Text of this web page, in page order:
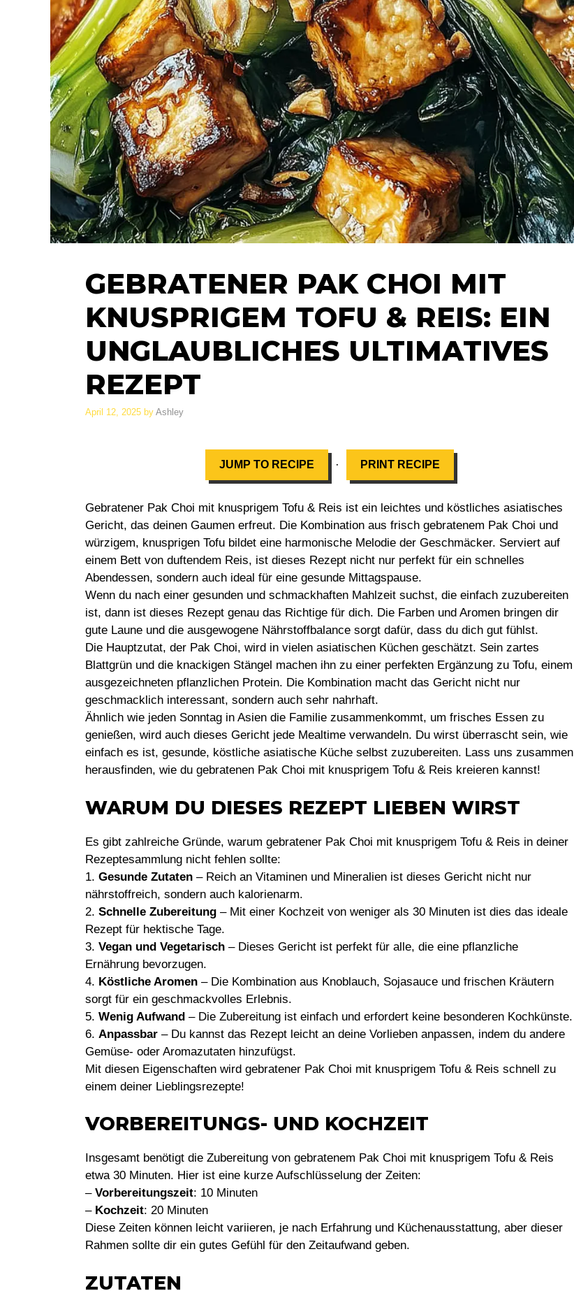
GEBRATENER PAK CHOI MIT
KNUSPRIGEM TOFU & REIS: EIN
UNGLAUBLICHES ULTIMATIVES
REZEPT
April 12, 2025 by Ashley
JUMP TO RECIPE · PRINT RECIPE
Gebratener Pak Choi mit knusprigem Tofu & Reis ist ein leichtes und köstliches asiatisches
Gericht, das deinen Gaumen erfreut. Die Kombination aus frisch gebratenem Pak Choi und
würzigem, knusprigen Tofu bildet eine harmonische Melodie der Geschmäcker. Serviert auf
einem Bett von duftendem Reis, ist dieses Rezept nicht nur perfekt für ein schnelles
Abendessen, sondern auch ideal für eine gesunde Mittagspause.
Wenn du nach einer gesunden und schmackhaften Mahlzeit suchst, die einfach zuzubereiten
ist, dann ist dieses Rezept genau das Richtige für dich. Die Farben und Aromen bringen dir
gute Laune und die ausgewogene Nährstoffbalance sorgt dafür, dass du dich gut fühlst.
Die Hauptzutat, der Pak Choi, wird in vielen asiatischen Küchen geschätzt. Sein zartes
Blattgrün und die knackigen Stängel machen ihn zu einer perfekten Ergänzung zu Tofu, einem
ausgezeichneten pflanzlichen Protein. Die Kombination macht das Gericht nicht nur
geschmacklich interessant, sondern auch sehr nahrhaft.
Ähnlich wie jeden Sonntag in Asien die Familie zusammenkommt, um frisches Essen zu
genießen, wird auch dieses Gericht jede Mealtime verwandeln. Du wirst überrascht sein, wie
einfach es ist, gesunde, köstliche asiatische Küche selbst zuzubereiten. Lass uns zusammen
herausfinden, wie du gebratenen Pak Choi mit knusprigem Tofu & Reis kreieren kannst!
WARUM DU DIESES REZEPT LIEBEN WIRST
Es gibt zahlreiche Gründe, warum gebratener Pak Choi mit knusprigem Tofu & Reis in deiner
Rezeptesammlung nicht fehlen sollte:
1. Gesunde Zutaten – Reich an Vitaminen und Mineralien ist dieses Gericht nicht nur
nährstoffreich, sondern auch kalorienarm.
2. Schnelle Zubereitung – Mit einer Kochzeit von weniger als 30 Minuten ist dies das ideale
Rezept für hektische Tage.
3. Vegan und Vegetarisch – Dieses Gericht ist perfekt für alle, die eine pflanzliche
Ernährung bevorzugen.
4. Köstliche Aromen – Die Kombination aus Knoblauch, Sojasauce und frischen Kräutern
sorgt für ein geschmackvolles Erlebnis.
5. Wenig Aufwand – Die Zubereitung ist einfach und erfordert keine besonderen Kochkünste.
6. Anpassbar – Du kannst das Rezept leicht an deine Vorlieben anpassen, indem du andere
Gemüse- oder Aromazutaten hinzufügst.
Mit diesen Eigenschaften wird gebratener Pak Choi mit knusprigem Tofu & Reis schnell zu
einem deiner Lieblingsrezepte!
VORBEREITUNGS- UND KOCHZEIT
Insgesamt benötigt die Zubereitung von gebratenem Pak Choi mit knusprigem Tofu & Reis
etwa 30 Minuten. Hier ist eine kurze Aufschlüsselung der Zeiten:
– Vorbereitungszeit: 10 Minuten
– Kochzeit: 20 Minuten
Diese Zeiten können leicht variieren, je nach Erfahrung und Küchenausstattung, aber dieser
Rahmen sollte dir ein gutes Gefühl für den Zeitaufwand geben.
ZUTATEN